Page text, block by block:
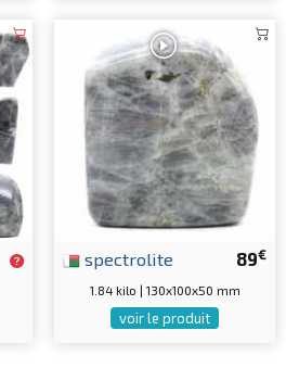
89€
spectrolite
1.84 kilo | 130x100x50 mm
voir le produit